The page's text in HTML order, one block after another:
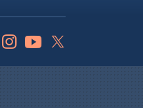
FlipboardInstagramYoutube